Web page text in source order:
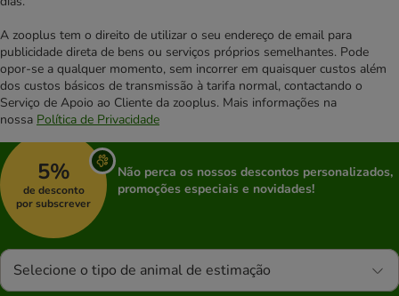
A zooplus tem o direito de utilizar o seu endereço de email para
publicidade direta de bens ou serviços próprios semelhantes. Pode
opor-se a qualquer momento, sem incorrer em quaisquer custos além
dos custos básicos de transmissão à tarifa normal, contactando o
Serviço de Apoio ao Cliente da zooplus. Mais informações na
nossa Política de Privacidade
5%
de desconto
por subscrever
Não perca os nossos descontos personalizados,
promoções especiais e novidades!
Selecione o tipo de animal de estimação